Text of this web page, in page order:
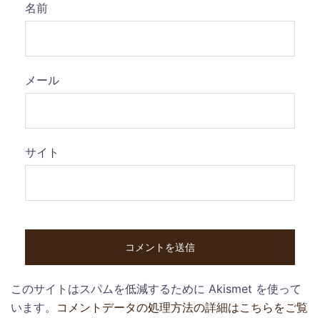
名前
メール
サイト
このサイトはスパムを低減するために Akismet を使って
います。 コメントデータの処理方法の詳細はこちらをご覧